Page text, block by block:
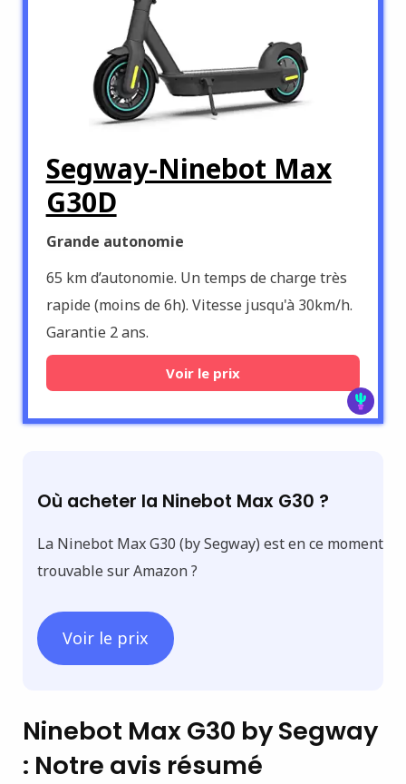
Segway-Ninebot Max
G30D
Grande autonomie
65 km d’autonomie. Un temps de charge très
rapide (moins de 6h). Vitesse jusqu'à 30km/h.
Garantie 2 ans.
Voir le prix
Où acheter la Ninebot Max G30 ?
La Ninebot Max G30 (by Segway) est en ce moment
trouvable sur Amazon ?
Voir le prix
Ninebot Max G30 by Segway
: Notre avis résumé